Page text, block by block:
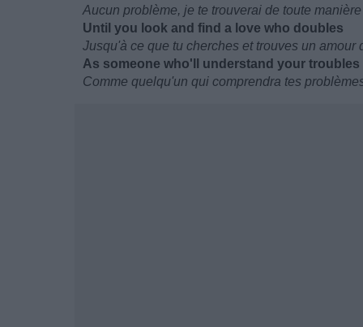
Aucun problème, je te trouverai de toute manière
Until you look and find a love who doubles
Jusqu'à ce que tu cherches et trouves un amour
As someone who'll understand your troubles
Comme quelqu'un qui comprendra tes